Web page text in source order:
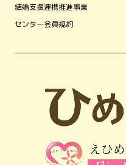
結婚支援連携推進事業
センター会員規約